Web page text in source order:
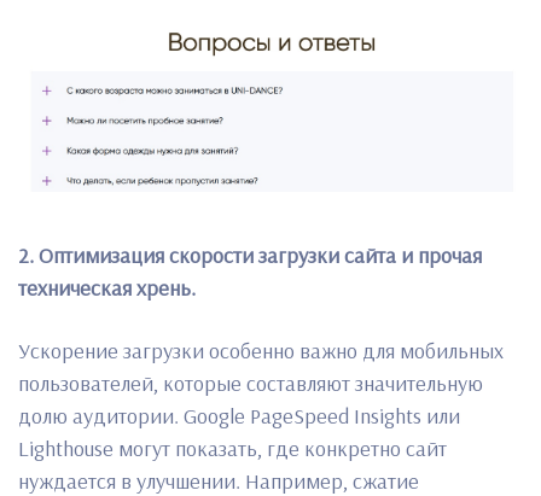
2. Оптимизация скорости загрузки сайта и прочая
техническая хрень.
Ускорение загрузки особенно важно для мобильных
пользователей, которые составляют значительную
долю аудитории. Google PageSpeed Insights или
Lighthouse могут показать, где конкретно сайт
нуждается в улучшении. Например, сжатие